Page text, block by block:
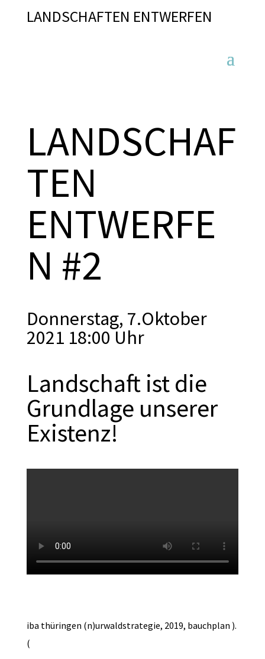
LANDSCHAFTEN ENTWERFEN
LANDSCHAF
TEN
ENTWERFE
N #2
Donnerstag, 7.Oktober
2021 18:00 Uhr
Landschaft ist die
Grundlage unserer
Existenz!
iba thüringen (n)urwaldstrategie, 2019, bauchplan ).
(